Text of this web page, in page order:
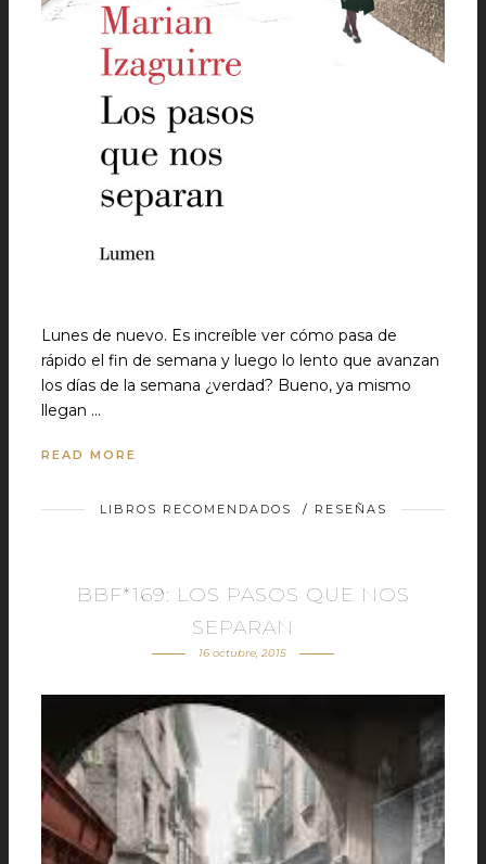
Lunes de nuevo. Es increíble ver cómo pasa de
rápido el fin de semana y luego lo lento que avanzan
los días de la semana ¿verdad? Bueno, ya mismo
llegan …
READ MORE
LIBROS RECOMENDADOS / RESEÑAS
BBF*169: LOS PASOS QUE NOS
SEPARAN
16 octubre, 2015